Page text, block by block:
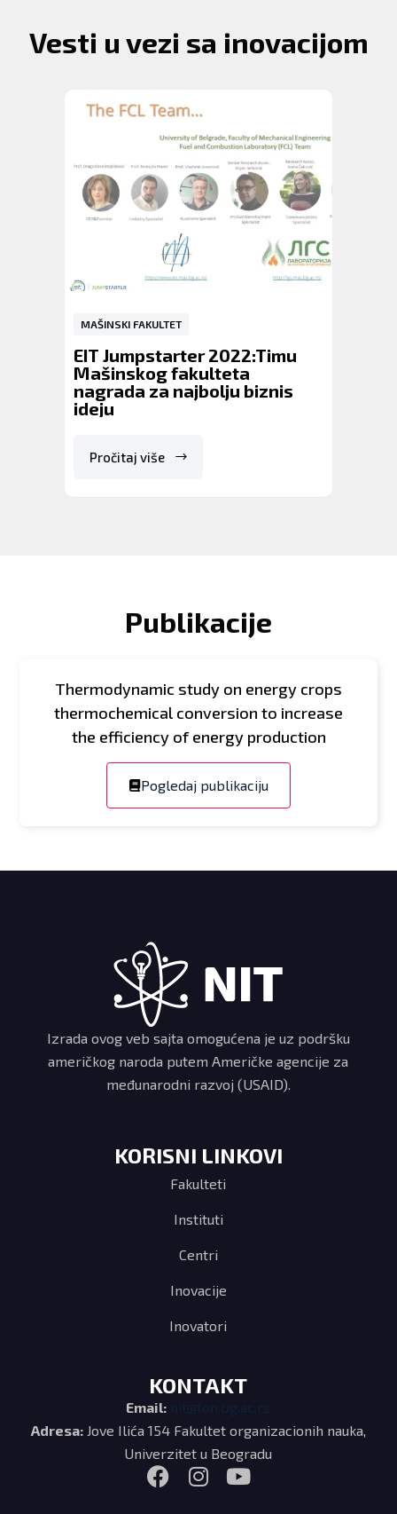
Vesti u vezi sa inovacijom
MAŠINSKI FAKULTET
EIT Jumpstarter 2022:Timu
Mašinskog fakulteta
nagrada za najbolju biznis
ideju
Pročitaj više
Publikacije
Thermodynamic study on energy crops
thermochemical conversion to increase
the efficiency of energy production
Pogledaj publikaciju
Izrada ovog veb sajta omogućena je uz podršku
američkog naroda putem Američke agencije za
međunarodni razvoj (USAID).
KORISNI LINKOVI
Fakulteti
Instituti
Centri
Inovacije
Inovatori
KONTAKT
Email:
Adresa:Jove Ilića 154 Fakultet organizacionih nauka,
Univerzitet u Beogradu